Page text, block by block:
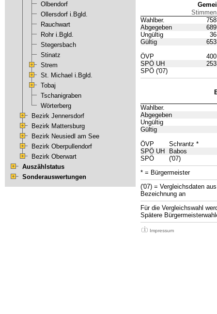
Olbendorf
Ollersdorf i.Bgld.
Rauchwart
Rohr i.Bgld.
Stegersbach
Stinatz
Strem
St. Michael i.Bgld.
Tobaj
Tschanigraben
Wörterberg
Bezirk Jennersdorf
Bezirk Mattersburg
Bezirk Neusiedl am See
Bezirk Oberpullendorf
Bezirk Oberwart
Auszählstatus
Sonderauswertungen
Stimmen
Wahlber.
758
Abgegeben
689
Ungültig
36
Gültig
653
ÖVP
400
SPÖ UH
253
SPÖ ('07)
Wahlber.
Abgegeben
Ungültig
Gültig
ÖVP
Schrantz *
SPÖ UH
Babos
SPÖ
('07)
* = Bürgermeister
('07) = Vergleichsdaten
Bezeichnung an
Für die Vergleichswahl
Spätere
Impressum